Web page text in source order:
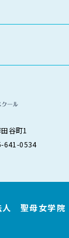
谷町1
641-0534
人 聖母女学院